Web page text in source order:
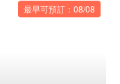
最早可預訂：08/08